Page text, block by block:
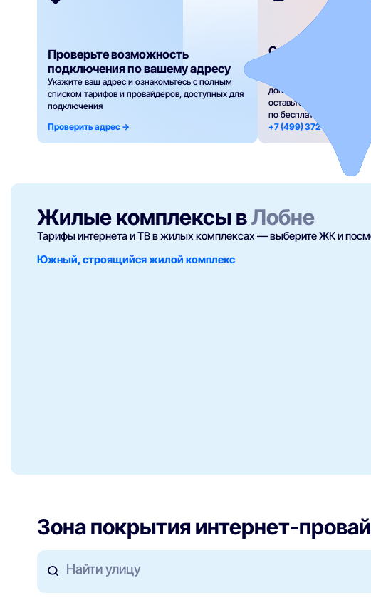
Проверьте возможность
подключения по вашему адресу
Укажите ваш адрес и ознакомьтесь с полным
списком тарифов и провайдеров, доступных для
подключения
Проверить адрес ->
Сравните тарифы
Сравните тарифы по
дополнительным
оставьте заявку на
по бесплатному номеру
+7 (499) 372-22-22
Жилые комплексы вЛобне
Тарифы интернета и ТВ в жилых комплексах — выберите ЖК и
Южный, строящийся жилой комплекс
Зона покрытия интернет-
Найти улицу